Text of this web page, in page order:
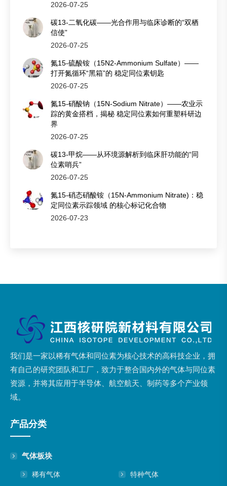
2026-07-25
碳13-二氧化碳——光合作用与临床诊断的“双栖
信使”
2026-07-25
氮15-硫酸铵（15N2-Ammonium Sulfate）——
打开氮循环“黑箱”的 稳定同位素钥匙
2026-07-25
氮15-硝酸钠（15N-Sodium Nitrate）——农业示
踪的黄金搭档，揭秘 稳定同位素如何重塑科研边
界
2026-07-25
碳13-甲烷——从环境源解析到临床肝功能的“同
位素哨兵”
2026-07-25
氮15-硝态硝酸铵（15N-Ammonium Nitrate)：稳
定同位素示踪领域 的核心标记化合物
2026-07-23
我们是一家以稀有气体和同位素为核心技术的高科技企业，拥
有自己的研究团队和工厂，致力于整合国内外的气体与同位素
资源，并将其应用于半导体、航空航天、制药等多个产业领
域。
产品分类
气体板块
稀有气体 特种气体